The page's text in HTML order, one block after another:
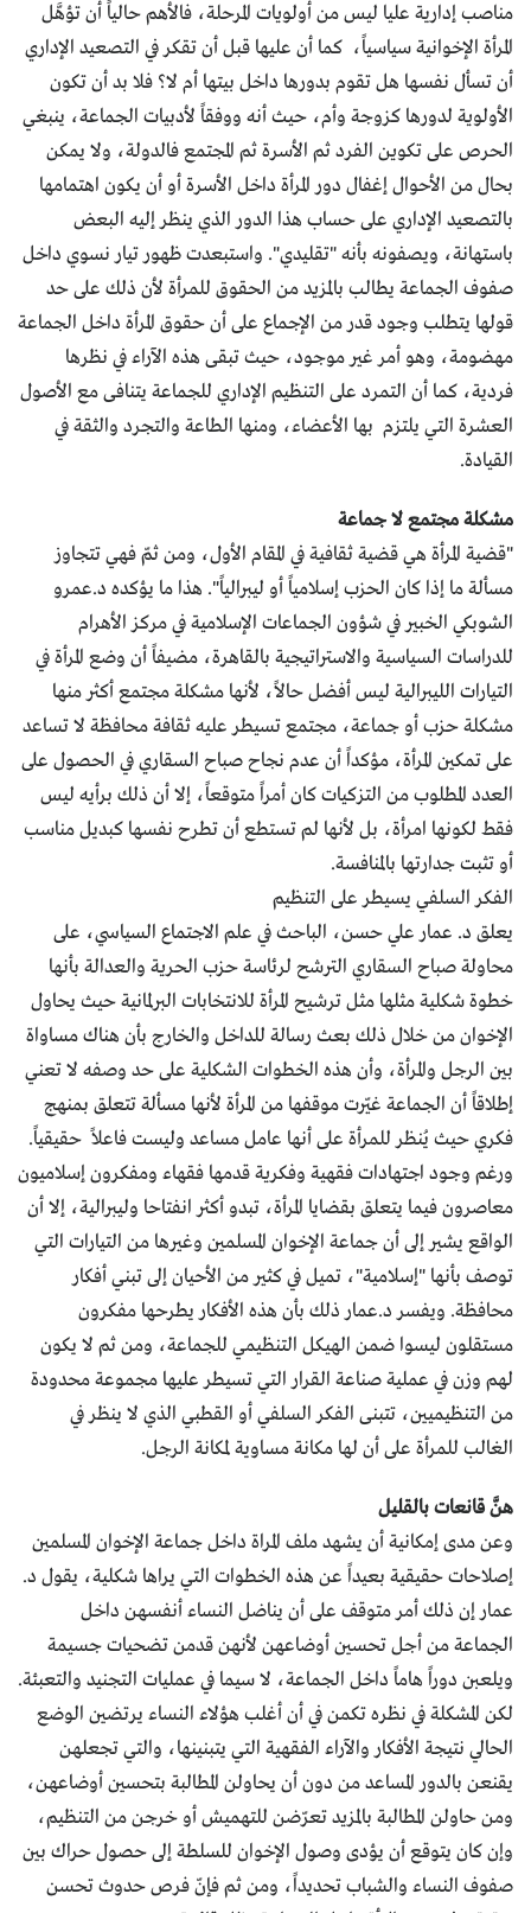
مناصب إدارية عليا ليس من أولويات المرحلة، فالأهم حالياً أن تؤهَّل
المرأة الإخوانية سياسياً، كما أن عليها قبل أن تقكر في التصعيد الإداري
أن تسأل نفسها هل تقوم بدورها داخل بيتها أم لا؟ فلا بد أن تكون
الأولوية لدورها كزوجة وأم، حيث أنه ووفقاً لأدبيات الجماعة، ينبغي
الحرص على تكوين الفرد ثم الأسرة ثم المجتمع فالدولة، ولا يمكن
بحال من الأحوال إغفال دور المرأة داخل الأسرة أو أن يكون اهتمامها
بالتصعيد الإداري على حساب هذا الدور الذي ينظر إليه البعض
باستهانة، ويصفونه بأنه "تقليدي". واستبعدت ظهور تيار نسوي داخل
صفوف الجماعة يطالب بالمزيد من الحقوق للمرأة لأن ذلك على حد
قولها يتطلب وجود قدر من الإجماع على أن حقوق المرأة داخل الجماعة
مهضومة، وهو أمر غير موجود، حيث تبقى هذه الآراء في نظرها
فردية، كما أن التمرد على التنظيم الإداري للجماعة يتنافى مع الأصول
العشرة التي يلتزم بها الأعضاء، ومنها الطاعة والتجرد والثقة في
القيادة.
مشكلة مجتمع لا جماعة
"قضية المرأة هي قضية ثقافية في المقام الأول، ومن ثمّ فهي تتجاوز
مسألة ما إذا كان الحزب إسلامياً أو ليبرالياً". هذا ما يؤكده د.عمرو
الشوبكي الخبير في شؤون الجماعات الإسلامية في مركز الأهرام
للدراسات السياسية والاستراتيجية بالقاهرة، مضيفاً أن وضع المرأة في
التيارات الليبرالية ليس أفضل حالاً، لأنها مشكلة مجتمع أكثر منها
مشكلة حزب أو جماعة، مجتمع تسيطر عليه ثقافة محافظة لا تساعد
على تمكين المرأة، مؤكداً أن عدم نجاح صباح السقاري في الحصول على
العدد المطلوب من التزكيات كان أمراً متوقعاً، إلا أن ذلك برأيه ليس
فقط لكونها امرأة، بل لأنها لم تستطع أن تطرح نفسها كبديل مناسب
أو تثبت جدارتها بالمنافسة.
الفكر السلفي يسيطر على التنظيم
يعلق د. عمار علي حسن، الباحث في علم الاجتماع السياسي، على
محاولة صباح السقاري الترشح لرئاسة حزب الحرية والعدالة بأنها
خطوة شكلية مثلها مثل ترشيح المرأة للانتخابات البرلمانية حيث يحاول
الإخوان من خلال ذلك بعث رسالة للداخل والخارج بأن هناك مساواة
بين الرجل والمرأة، وأن هذه الخطوات الشكلية على حد وصفه لا تعني
إطلاقاً أن الجماعة غيّرت موقفها من المرأة لأنها مسألة تتعلق بمنهج
فكري حيث يُنظر للمرأة على أنها عامل مساعد وليست فاعلاً حقيقياً.
ورغم وجود اجتهادات فقهية وفكرية قدمها فقهاء ومفكرون إسلاميون
معاصرون فيما يتعلق بقضايا المرأة، تبدو أكثر انفتاحا وليبرالية، إلا أن
الواقع يشير إلى أن جماعة الإخوان المسلمين وغيرها من التيارات التي
توصف بأنها "إسلامية"، تميل في كثير من الأحيان إلى تبني أفكار
محافظة. ويفسر د.عمار ذلك بأن هذه الأفكار يطرحها مفكرون
مستقلون ليسوا ضمن الهيكل التنظيمي للجماعة، ومن ثم لا يكون
لهم وزن في عملية صناعة القرار التي تسيطر عليها مجموعة محدودة
من التنظيميين، تتبنى الفكر السلفي أو القطبي الذي لا ينظر في
الغالب للمرأة على أن لها مكانة مساوية لمكانة الرجل.
هنَّ قانعات بالقليل
وعن مدى إمكانية أن يشهد ملف المراة داخل جماعة الإخوان المسلمين
إصلاحات حقيقية بعيداً عن هذه الخطوات التي يراها شكلية، يقول د.
عمار إن ذلك أمر متوقف على أن يناضل النساء أنفسهن داخل
الجماعة من أجل تحسين أوضاعهن لأنهن قدمن تضحيات جسيمة
ويلعبن دوراً هاماً داخل الجماعة، لا سيما في عمليات التجنيد والتعبئة.
لكن المشكلة في نظره تكمن في أن أغلب هؤلاء النساء يرتضين الوضع
الحالي نتيجة الأفكار والآراء الفقهية التي يتبنينها، والتي تجعلهن
يقنعن بالدور المساعد من دون أن يحاولن المطالبة بتحسين أوضاعهن،
ومن حاولن المطالبة بالمزيد تعرّضن للتهميش أو خرجن من التنظيم،
وإن كان يتوقع أن يؤدى وصول الإخوان للسلطة إلى حصول حراك بين
صفوف النساء والشباب تحديداً، ومن ثم فإنّ فرص حدوث تحسن